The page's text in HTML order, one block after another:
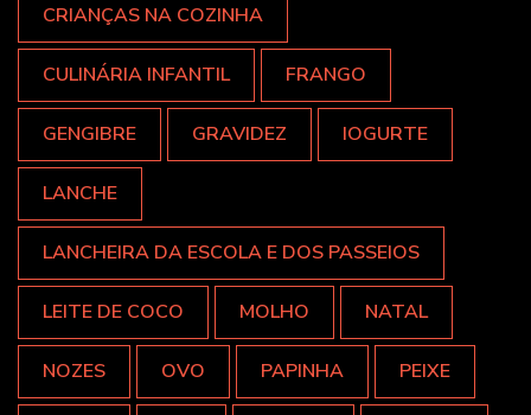
CRIANÇAS NA COZINHA
CULINÁRIA INFANTIL FRANGO
GENGIBRE GRAVIDEZ IOGURTE
LANCHE
LANCHEIRA DA ESCOLA E DOS PASSEIOS
LEITE DE COCO MOLHO NATAL
NOZES OVO PAPINHA PEIXE